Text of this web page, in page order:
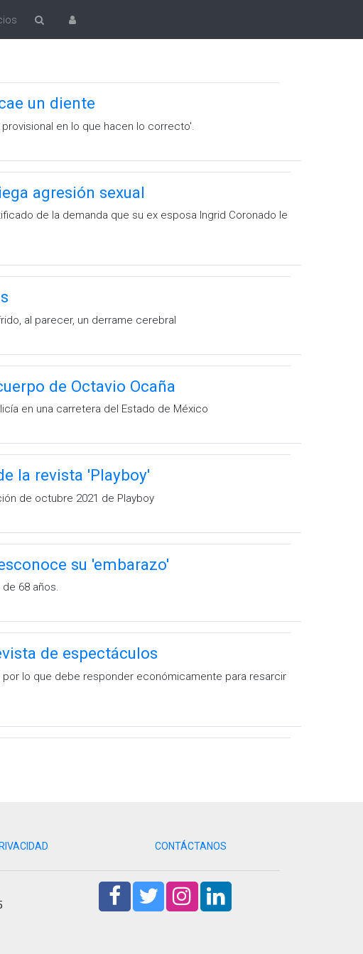
un diente
en lo que hacen lo correcto'.
agresión sexual
de la demanda que su ex esposa Ingrid Coronado le
al parecer, un derrame cerebral
de Octavio Ocaña
en una carretera del Estado de México
la revista 'Playboy'
de octubre 2021 de Playboy
su 'embarazo'
68 años.
de espectáculos
lo que debe responder económicamente para resarcir
CONTÁCTANOS